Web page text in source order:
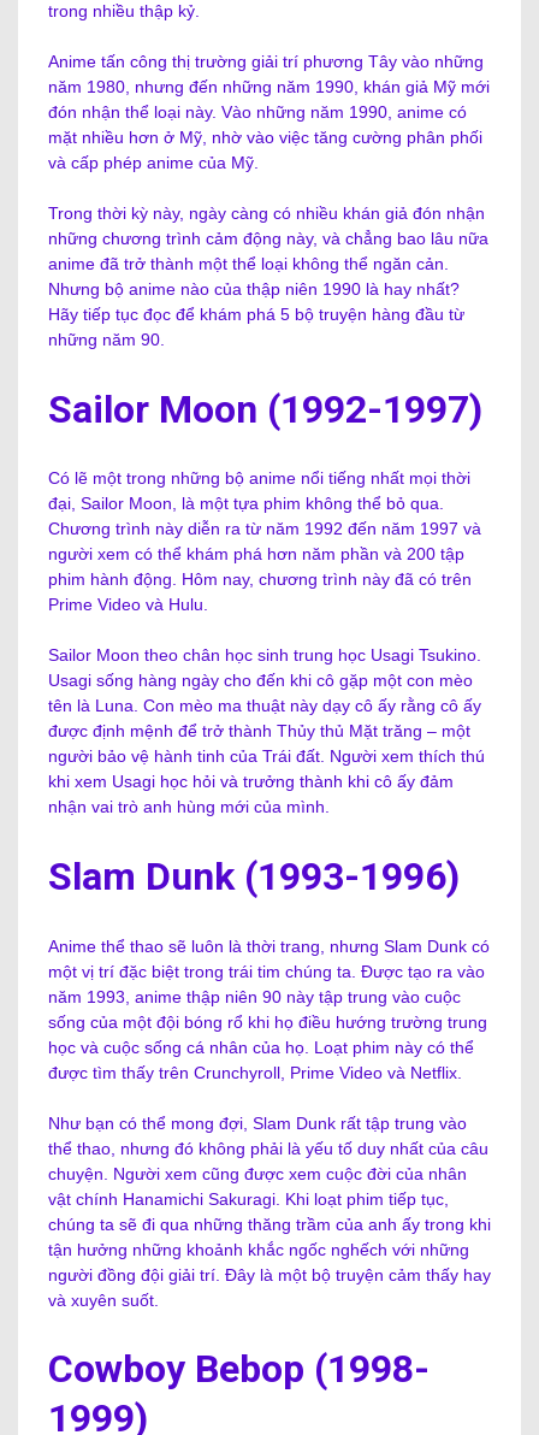
trong nhiều thập kỷ.
Anime tấn công thị trường giải trí phương Tây vào những
năm 1980, nhưng đến những năm 1990, khán giả Mỹ mới
đón nhận thể loại này. Vào những năm 1990, anime có
mặt nhiều hơn ở Mỹ, nhờ vào việc tăng cường phân phối
và cấp phép anime của Mỹ.
Trong thời kỳ này, ngày càng có nhiều khán giả đón nhận
những chương trình cảm động này, và chẳng bao lâu nữa
anime đã trở thành một thể loại không thể ngăn cản.
Nhưng bộ anime nào của thập niên 1990 là hay nhất?
Hãy tiếp tục đọc để khám phá 5 bộ truyện hàng đầu từ
những năm 90.
Sailor Moon (1992-1997)
Có lẽ một trong những bộ anime nổi tiếng nhất mọi thời
đại, Sailor Moon, là một tựa phim không thể bỏ qua.
Chương trình này diễn ra từ năm 1992 đến năm 1997 và
người xem có thể khám phá hơn năm phần và 200 tập
phim hành động. Hôm nay, chương trình này đã có trên
Prime Video và Hulu.
Sailor Moon theo chân học sinh trung học Usagi Tsukino.
Usagi sống hàng ngày cho đến khi cô gặp một con mèo
tên là Luna. Con mèo ma thuật này dạy cô ấy rằng cô ấy
được định mệnh để trở thành Thủy thủ Mặt trăng – một
người bảo vệ hành tinh của Trái đất. Người xem thích thú
khi xem Usagi học hỏi và trưởng thành khi cô ấy đảm
nhận vai trò anh hùng mới của mình.
Slam Dunk (1993-1996)
Anime thể thao sẽ luôn là thời trang, nhưng Slam Dunk có
một vị trí đặc biệt trong trái tim chúng ta. Được tạo ra vào
năm 1993, anime thập niên 90 này tập trung vào cuộc
sống của một đội bóng rổ khi họ điều hướng trường trung
học và cuộc sống cá nhân của họ. Loạt phim này có thể
được tìm thấy trên Crunchyroll, Prime Video và Netflix.
Như bạn có thể mong đợi, Slam Dunk rất tập trung vào
thể thao, nhưng đó không phải là yếu tố duy nhất của câu
chuyện. Người xem cũng được xem cuộc đời của nhân
vật chính Hanamichi Sakuragi. Khi loạt phim tiếp tục,
chúng ta sẽ đi qua những thăng trầm của anh ấy trong khi
tận hưởng những khoảnh khắc ngốc nghếch với những
người đồng đội giải trí. Đây là một bộ truyện cảm thấy hay
và xuyên suốt.
Cowboy Bebop (1998-
1999)